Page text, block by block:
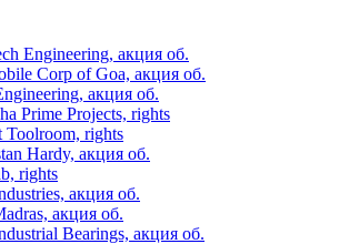
Engineering, акция об.
Corp of Goa, акция об.
акция об.
Prime Projects, rights
Toolroom, rights
Hardy, акция об.
rights
акция об.
акция об.
Bearings, акция об.